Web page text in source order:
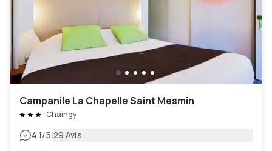
Campanile La Chapelle Saint Mesmin
Chaingy
4.1/5|29 Avis